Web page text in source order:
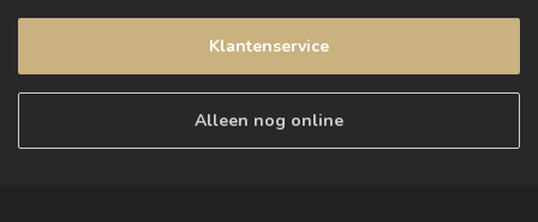
Klantenservice
Alleen nog online